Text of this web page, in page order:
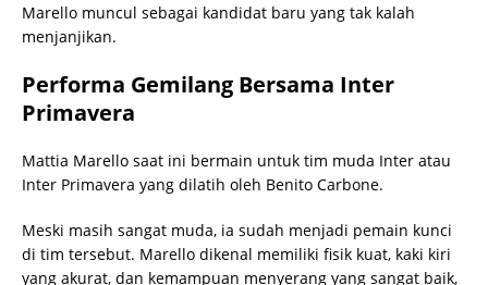
Marello muncul sebagai kandidat baru yang tak kalah
menjanjikan.
Performa Gemilang Bersama Inter
Primavera
Mattia Marello saat ini bermain untuk tim muda Inter atau
Inter Primavera yang dilatih oleh Benito Carbone.
Meski masih sangat muda, ia sudah menjadi pemain kunci
di tim tersebut. Marello dikenal memiliki fisik kuat, kaki kiri
yang akurat, dan kemampuan menyerang yang sangat baik,